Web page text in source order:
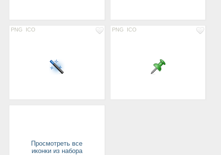
PNG ICO PNG ICO
Просмотреть все
иконки из набора